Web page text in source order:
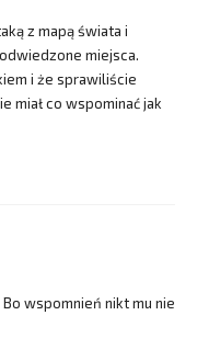
z mapą świata i
miejsca.
i że sprawiliście
miał co wspominać jak
Bo wspomnień nikt mu nie